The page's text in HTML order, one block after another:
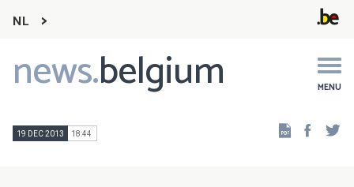
NL
news.belgium MENU
Main
navigation
19 DEC 2013 18:44